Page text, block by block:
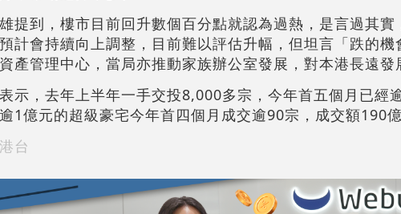
提到，樓市目前回升數個百分點就認為過熱，是言過其
計會持續向上調整，目前難以評估升幅，但坦言「跌的
產管理中心，當局亦推動家族辦公室發展，對本港長遠發
示，去年上半年一手交投8,000多宗，今年首五個月已經
1億元的超級豪宅今年首四個月成交逾90宗，成交額190
台